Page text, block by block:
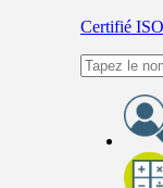
Certifié